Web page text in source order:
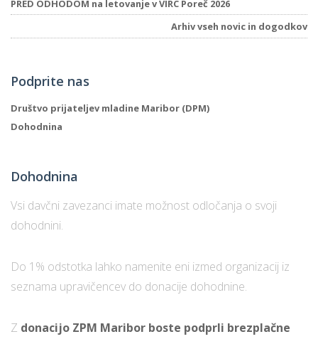
PRED ODHODOM na letovanje v VIRC Poreč 2026
Arhiv vseh novic in dogodkov
Podprite nas
Društvo prijateljev mladine Maribor (DPM)
Dohodnina
Dohodnina
Vsi davčni zavezanci imate možnost odločanja o svoji
dohodnini.
Do 1% odstotka lahko namenite eni izmed organizacij iz
seznama upravičencev do donacije dohodnine.
Z donacijo ZPM Maribor boste podprli brezplačne